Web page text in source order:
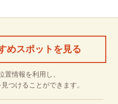
めスポットを見る
置情報を利用し、
つけることができます。